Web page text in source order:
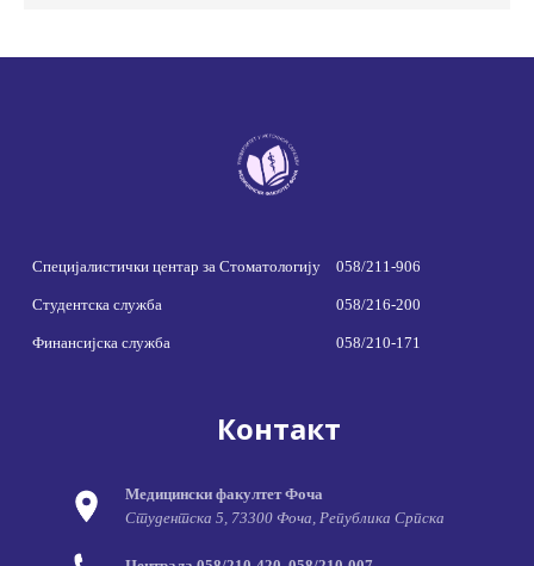
Специјалистички центар за Стоматологију 058/211-906
Студентска служба 058/216-200
Финансијска служба 058/210-171
Контакт
Медицински факултет Фоча
Студентска 5, 73300 Фоча, Република Српска